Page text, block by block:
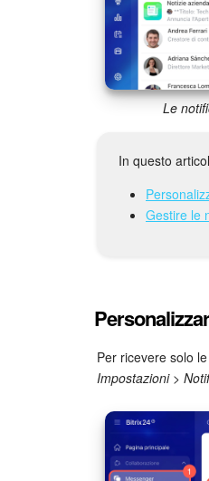
Le
In questo
Gestire le
Per ricevere solo
Impostazioni>